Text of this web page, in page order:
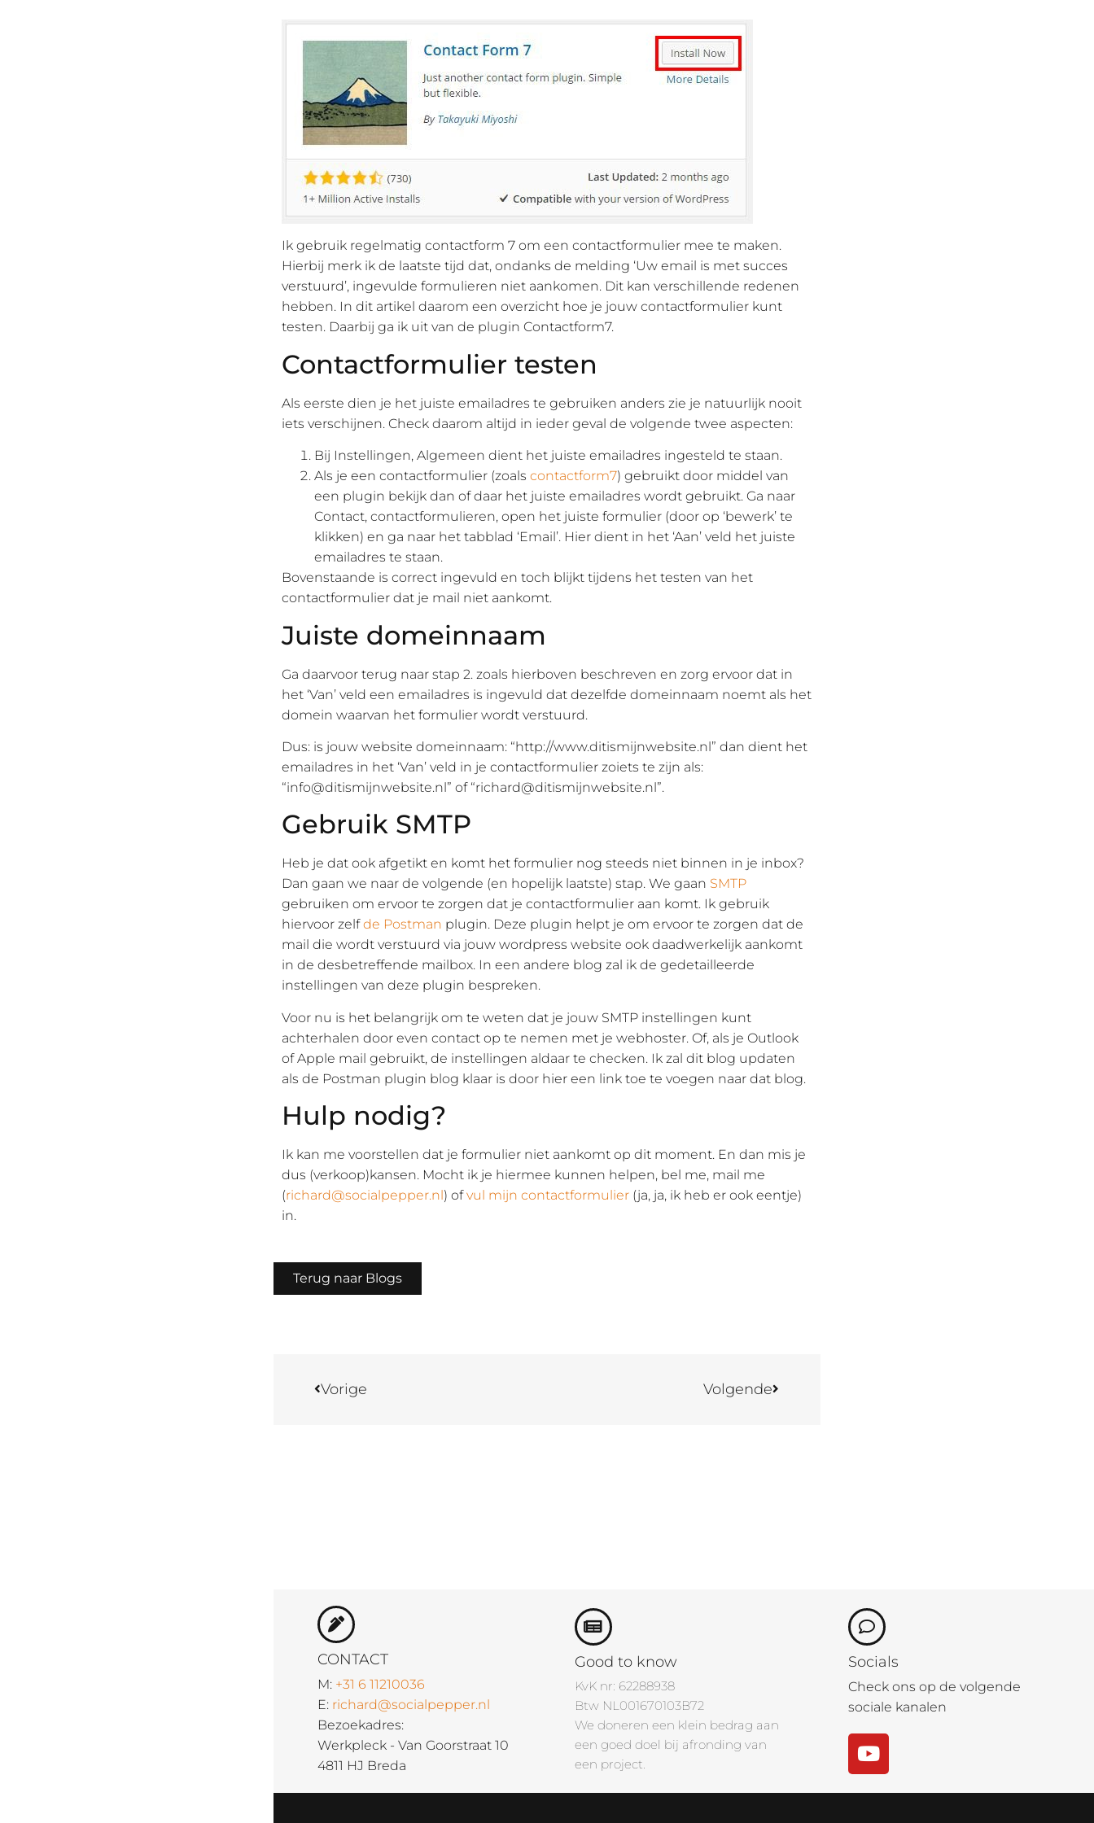
Ik gebruik regelmatig contactform 7 om een contactformulier mee te maken.
Hierbij merk ik de laatste tijd dat, ondanks de melding ‘Uw email is met succes
verstuurd’, ingevulde formulieren niet aankomen. Dit kan verschillende redenen
hebben. In dit artikel daarom een overzicht hoe je jouw contactformulier kunt
testen. Daarbij ga ik uit van de plugin Contactform7.
Contactformulier testen
Als eerste dien je het juiste emailadres te gebruiken anders zie je natuurlijk nooit
iets verschijnen. Check daarom altijd in ieder geval de volgende twee aspecten:
Bij Instellingen, Algemeen dient het juiste emailadres ingesteld te staan.
Als je een contactformulier (zoals contactform7) gebruikt door middel van
een plugin bekijk dan of daar het juiste emailadres wordt gebruikt. Ga naar
Contact, contactformulieren, open het juiste formulier (door op ‘bewerk’ te
klikken) en ga naar het tabblad ‘Email’. Hier dient in het ‘Aan’ veld het juiste
emailadres te staan.
Bovenstaande is correct ingevuld en toch blijkt tijdens het testen van het
contactformulier dat je mail niet aankomt.
Juiste domeinnaam
Ga daarvoor terug naar stap 2. zoals hierboven beschreven en zorg ervoor dat in
het ‘Van’ veld een emailadres is ingevuld dat dezelfde domeinnaam noemt als het
domein waarvan het formulier wordt verstuurd.
Dus: is jouw website domeinnaam: “http://www.ditismijnwebsite.nl” dan dient het
emailadres in het ‘Van’ veld in je contactformulier zoiets te zijn als:
“info@ditismijnwebsite.nl” of “richard@ditismijnwebsite.nl”.
Gebruik SMTP
Heb je dat ook afgetikt en komt het formulier nog steeds niet binnen in je inbox?
Dan gaan we naar de volgende (en hopelijk laatste) stap. We gaan SMTP
gebruiken om ervoor te zorgen dat je contactformulier aan komt. Ik gebruik
hiervoor zelfde Postman plugin. Deze plugin helpt je om ervoor te zorgen dat de
mail die wordt verstuurd via jouw wordpress website ook daadwerkelijk aankomt
in de desbetreffende mailbox. In een andere blog zal ik de gedetailleerde
instellingen van deze plugin bespreken.
Voor nu is het belangrijk om te weten dat je jouw SMTP instellingen kunt
achterhalen door even contact op te nemen met je webhoster. Of, als je Outlook
of Apple mail gebruikt, de instellingen aldaar te checken. Ik zal dit blog updaten
als de Postman plugin blog klaar is door hier een link toe te voegen naar dat blog.
Hulp nodig?
Ik kan me voorstellen dat je formulier niet aankomt op dit moment. En dan mis je
dus (verkoop)kansen. Mocht ik je hiermee kunnen helpen, bel me, mail me
(richard@socialpepper.nl) ofvul mijn contactformulier (ja, ja, ik heb er ook eentje)
in.
Terug naar Blogs
Vorige Volgende
CONTACT
M: +31 6 11210036
E: richard@socialpepper.nl
Bezoekadres:
Werkpleck - Van Goorstraat 10
4811 HJ Breda
Good to know
KvK nr: 62288938
Btw NL001670103B72
We doneren een klein bedrag aan
een goed doel bij afronding van
een project.
Socials
Check ons op de volgende
sociale kanalen